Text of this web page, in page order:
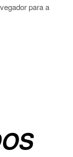
para a